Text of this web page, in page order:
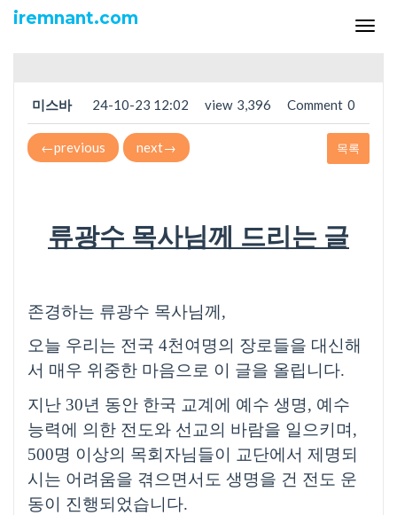
iremnant.com
미스바 24-10-23 12:02 view 3,396 Comment 0
←previous next→ 목록
류광수 목사님께 드리는 글
존경하는 류광수 목사님께,
오늘 우리는 전국 4천여명의 장로들을 대신해
서 매우 위중한 마음으로 이 글을 올립니다.
지난 30년 동안 한국 교계에 예수 생명, 예수
능력에 의한 전도와 선교의 바람을 일으키며 ,
500명 이상의 목회자님들이 교단에서 제명되
시는 어려움을 겪으면서도 생명을 건 전도 운
동이 진행되었습니다.